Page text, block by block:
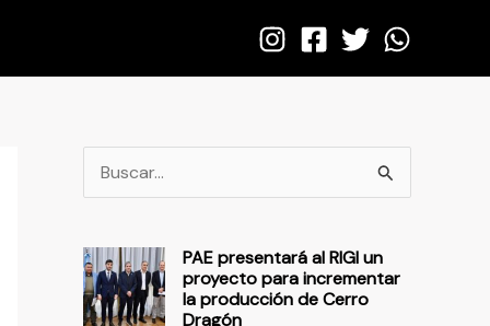
u
c
a
PAE presentará al RIGI un
proyecto para incrementar
la producción de Cerro
Dragón